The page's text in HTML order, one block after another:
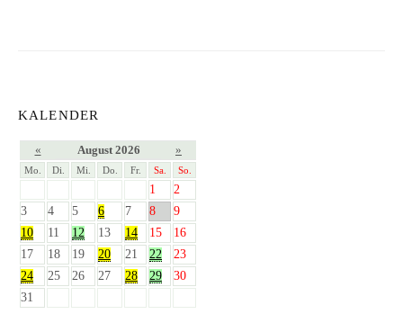
KALENDER
« August 2026 »
Mo. Di. Mi. Do. Fr. Sa. So.
1
2
3
4 5 6 7 8
9
10
11 12 13 14 15
16
17
18 19 20 21 22
23
24
25 26 27 28 29
30
31